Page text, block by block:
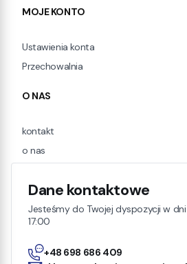
Dane kontaktowe
Jesteśmy do Twojej dyspozycji w
17:00
+48 698 686 409
MOJE KONTO
Ustawienia konta
Przechowalnia
O NAS
kontakt
o nas